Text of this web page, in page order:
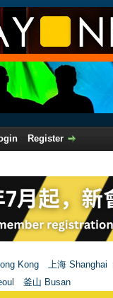
Register
Kong 上海 Shanghai
釜山 Busan